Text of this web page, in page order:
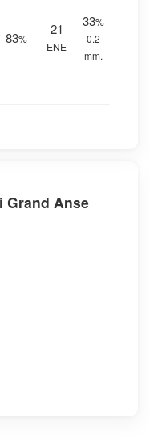
83%
21
ENE
33%
0.2
mm.
Grand Anse